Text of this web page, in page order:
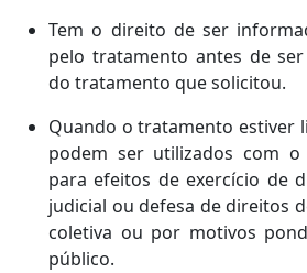
Tem o direito de ser
pelo tratamento antes de
do tratamento que solicitou.
Quando o tratamento estiver
podem ser utilizados com o
para efeitos de exercício de
judicial ou defesa de direitos
coletiva ou por motivos
público.